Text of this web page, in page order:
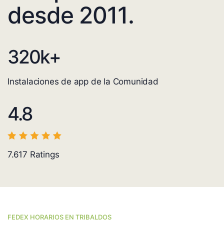
desde 2011.
320k+
Instalaciones de app de la Comunidad
4.8
7.617 Ratings
FEDEX HORARIOS EN TRIBALDOS